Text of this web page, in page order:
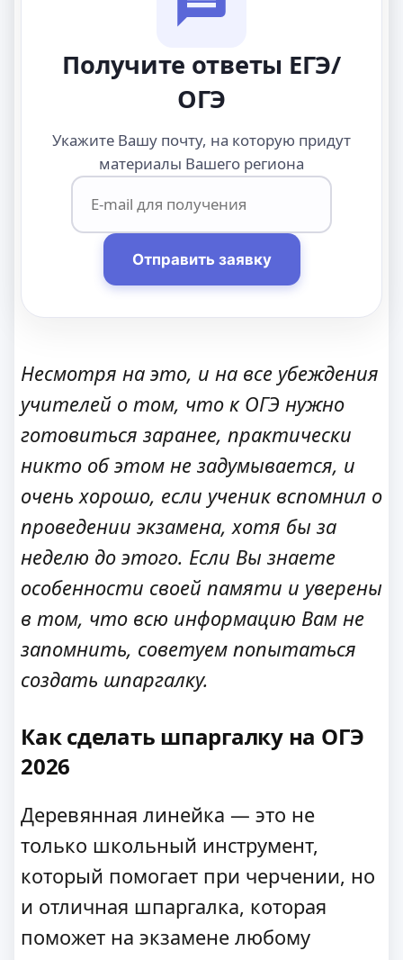
Получите ответы ЕГЭ/
ОГЭ
Укажите Вашу почту, на которую придут
материалы Вашего региона
Отправить заявку
Несмотря на это, и на все убеждения
учителей о том, что к ОГЭ нужно
готовиться заранее, практически
никто об этом не задумывается, и
очень хорошо, если ученик вспомнил о
проведении экзамена, хотя бы за
неделю до этого. Если Вы знаете
особенности своей памяти и уверены
в том, что всю информацию Вам не
запомнить, советуем попытаться
создать шпаргалку.
Как сделать шпаргалку на ОГЭ
2026
Деревянная линейка — это не
только школьный инструмент,
который помогает при черчении, но
и отличная шпаргалка, которая
поможет на экзамене любому